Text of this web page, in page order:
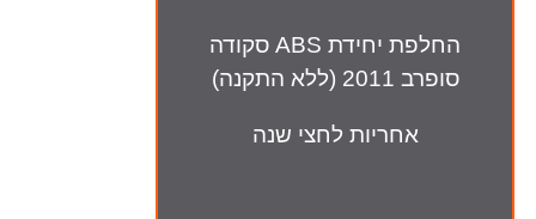
החלפת יחידת ABS סקודה
סופרב 2011 (ללא התקנה)
אחריות לחצי שנה